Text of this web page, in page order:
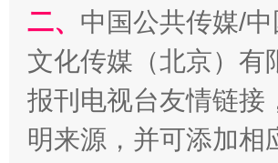
二、 中国公共传媒/
文化传媒（北京）有
报刊电视台友情链接
明来源，并可添加相